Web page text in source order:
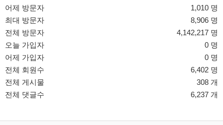
어제 방문자
1,010 명
최대 방문자
8,906 명
전체 방문자
4,142,217 명
오늘 가입자
0 명
어제 가입자
0 명
전체 회원수
6,402 명
전체 게시물
308 개
전체 댓글수
6,237 개